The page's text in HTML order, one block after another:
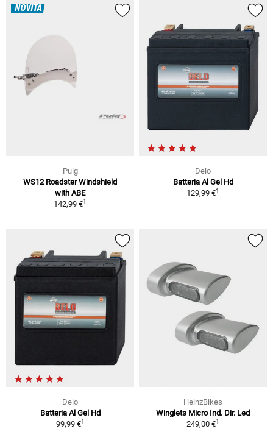
NOVITÀ
Puig
WS12 Roadster Windshield
with ABE
142,99 €1
Delo
Batteria Al Gel Hd
129,99 €1
Delo
Batteria Al Gel Hd
99,99 €1
HeinzBikes
Winglets Micro Ind. Dir. Led
249,00 €1